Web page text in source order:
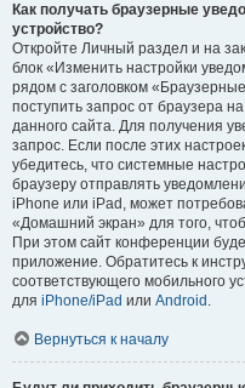
Как получать браузерные
устройство?
Откройте Личный раздел и на
блок «Изменить настройки
рядом с заголовком
поступить запрос от браузера
данного сайта. Для получения
запрос. Если после этих
убедитесь, что системные
браузеру отправлять
iPhone или iPad, может
«Домашний экран» для того,
При этом сайт конференции
приложение. Обратитесь к
соответствующего мобильного
для iPhone/iPad или Android .
Вернуться к началу